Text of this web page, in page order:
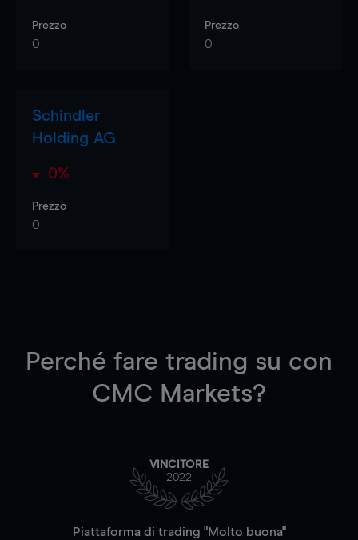
Prezzo
0
Prezzo
0
Schindler
Holding AG
0%
Prezzo
0
Perché fare trading su con
CMC Markets?
VINCITORE
2022
Piattaforma di trading "Molto buona"